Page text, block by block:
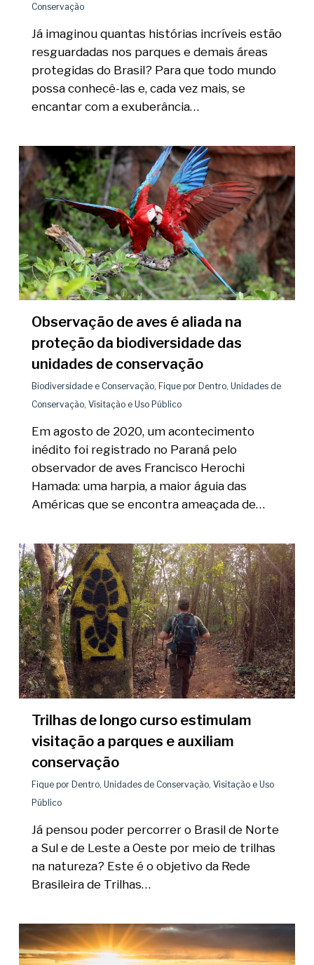
Conservação
Já imaginou quantas histórias incríveis estão
resguardadas nos parques e demais áreas
protegidas do Brasil? Para que todo mundo
possa conhecê-las e, cada vez mais, se
encantar com a exuberância…
Observação de aves é aliada na
proteção da biodiversidade das
unidades de conservação
Biodiversidade e Conservação, Fique por Dentro, Unidades de
Conservação, Visitação e Uso Público
Em agosto de 2020, um acontecimento
inédito foi registrado no Paraná pelo
observador de aves Francisco Herochi
Hamada: uma harpia, a maior águia das
Américas que se encontra ameaçada de…
Trilhas de longo curso estimulam
visitação a parques e auxiliam
conservação
Fique por Dentro, Unidades de Conservação, Visitação e Uso
Público
Já pensou poder percorrer o Brasil de Norte
a Sul e de Leste a Oeste por meio de trilhas
na natureza? Este é o objetivo da Rede
Brasileira de Trilhas…